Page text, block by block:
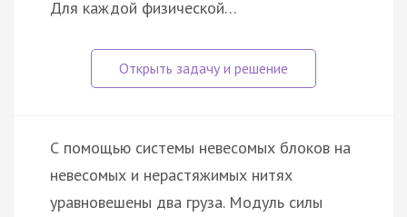
Для каждой физической…
С помощью системы невесомых блоков на
невесомых и нерастяжимых нитях
уравновешены два груза. Модуль силы